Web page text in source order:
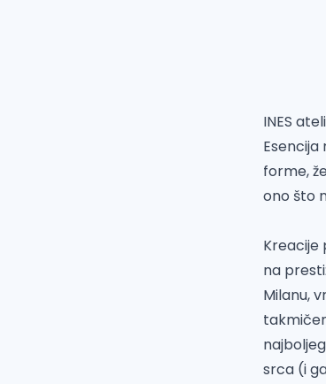
INES
forme,
ono što
Kreacije
na
Milanu,
srca (i